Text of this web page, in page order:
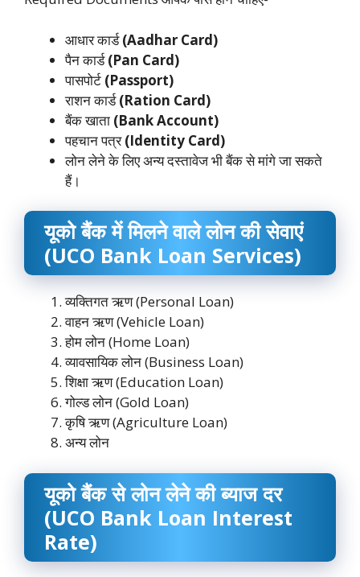
आधार कार्ड(Aadhar Card)
पैन कार्ड(Pan Card)
पासपोर्ट (Passport)
राशन कार्ड(Ration Card)
बैंक खाता (Bank Account)
पहचान पत्र(Identity Card)
लोन लेने के लिए अन्य दस्तावेज भी बैंक से मांगे जा सकते
हैं।
यूको बैंक में मिलने वाले लोन की सेवाएं
(UCO Bank Loan Services)
व्यक्तिगत ऋण (Personal Loan)
वाहन ऋण (Vehicle Loan)
होम लोन (Home Loan)
व्यावसायिक लोन (Business Loan)
शिक्षा ऋण (Education Loan)
गोल्ड लोन (Gold Loan)
कृषि ऋण (Agriculture Loan)
अन्य लोन
यूको बैंक से लोन लेने की ब्याज दर
(UCO Bank Loan Interest
Rate)